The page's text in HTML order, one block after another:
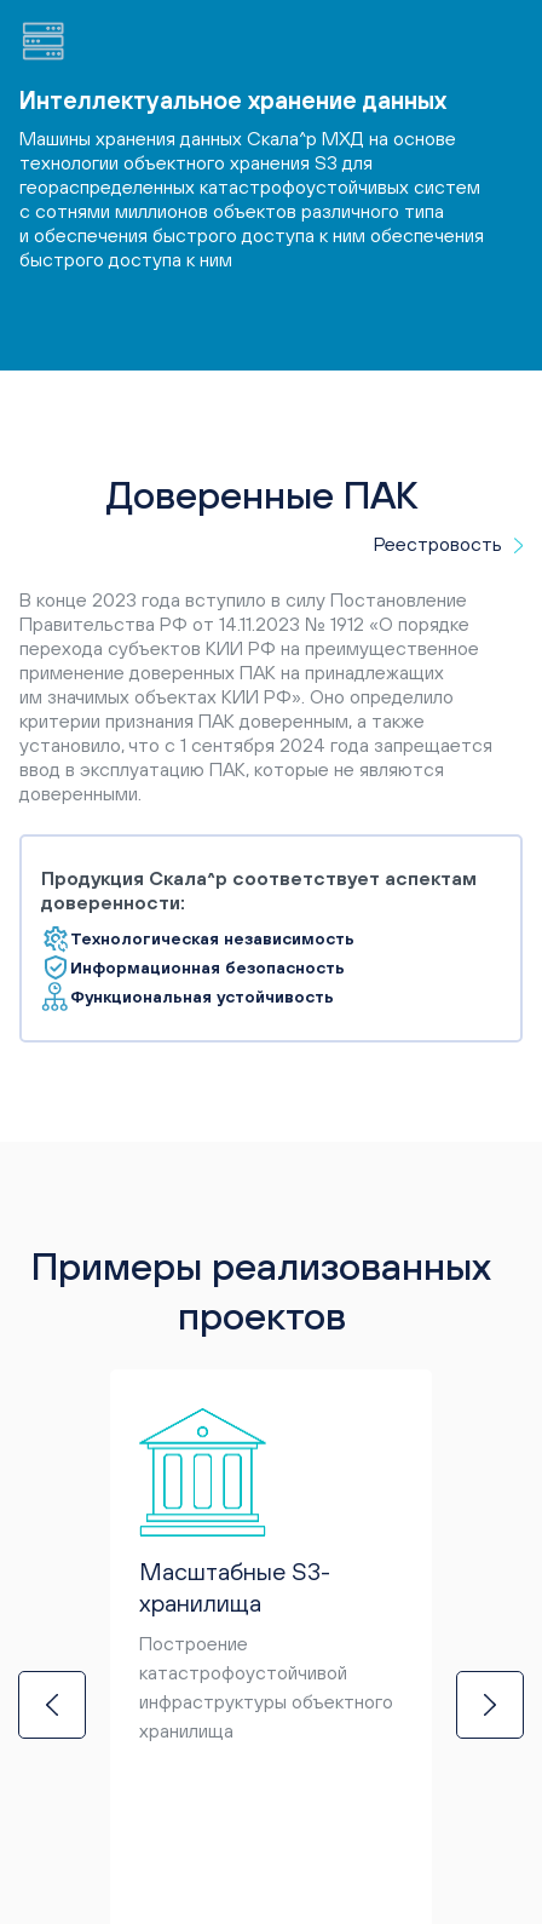
Интеллектуальное хранение данных
Машины хранения данных Скала^р МХД на основе
технологии объектного хранения S3 для
геораспределенных катастрофоустойчивых систем
с сотнями миллионов объектов различного типа
и обеспечения быстрого доступа к ним обеспечения
быстрого доступа к ним
Доверенные ПАК
Реестровость
В конце 2023 года вступило в силу Постановление
Правительства РФ от 14.11.2023 № 1912 «О порядке
перехода субъектов КИИ РФ на преимущественное
применение доверенных ПАК на принадлежащих
им значимых объектах КИИ РФ». Оно определило
критерии признания ПАК доверенным, а также
установило, что с 1 сентября 2024 года запрещается
ввод в эксплуатацию ПАК, которые не являются
доверенными.
Продукция Скала^р соответствует аспектам
доверенности:
Технологическая независимость
Информационная безопасность
Функциональная устойчивость
Примеры реализованных
проектов
Масштабные S3-
хранилища
Построение
катастрофоустойчивой
инфраструктуры объектного
хранилища